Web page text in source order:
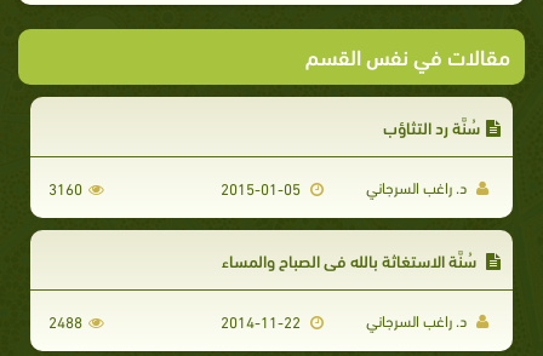
مقالات في نفس القسم
سُنَّة رد التثاؤب
د. راغب السرجاني 2015-01-05
3160
سُنَّة الاستغاثة بالله في الصباح والمساء
د. راغب السرجاني 2488